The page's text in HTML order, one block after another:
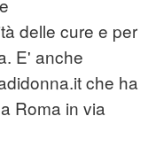
delle cure e per
E' anche
che ha
Roma in via